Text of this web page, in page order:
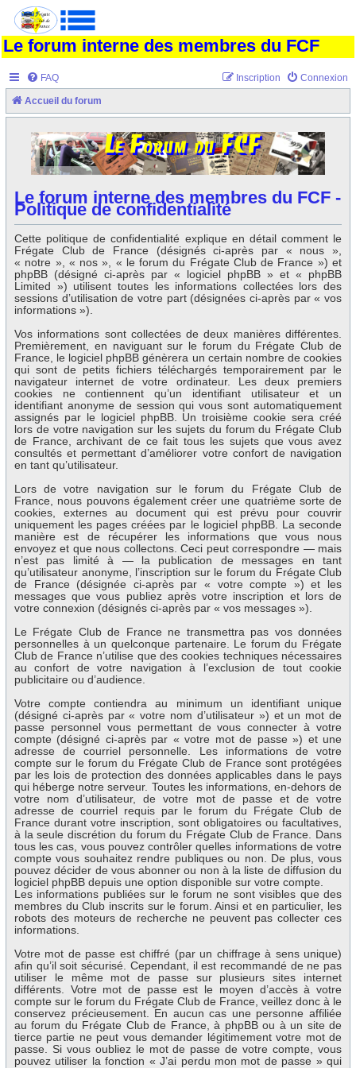
Le forum interne des membres du FCF
FAQ Connexion
Inscription
Accueil du forum
Le forum interne des membres du FCF -
Politique de confidentialité
Cette politique de confidentialité explique en détail comment le
Frégate Club de France (désignés ci-après par « nous »,
« notre », « nos », « le forum du Frégate Club de France ») et
phpBB (désigné ci-après par « logiciel phpBB » et « phpBB
Limited ») utilisent toutes les informations collectées lors des
sessions d’utilisation de votre part (désignées ci-après par « vos
informations »).
Vos informations sont collectées de deux manières différentes.
Premièrement, en naviguant sur le forum du Frégate Club de
France, le logiciel phpBB génèrera un certain nombre de cookies
qui sont de petits fichiers téléchargés temporairement par le
navigateur internet de votre ordinateur. Les deux premiers
cookies ne contiennent qu’un identifiant utilisateur et un
identifiant anonyme de session qui vous sont automatiquement
assignés par le logiciel phpBB. Un troisième cookie sera créé
lors de votre navigation sur les sujets du forum du Frégate Club
de France, archivant de ce fait tous les sujets que vous avez
consultés et permettant d’améliorer votre confort de navigation
en tant qu’utilisateur.
Lors de votre navigation sur le forum du Frégate Club de
France, nous pouvons également créer une quatrième sorte de
cookies, externes au document qui est prévu pour couvrir
uniquement les pages créées par le logiciel phpBB. La seconde
manière est de récupérer les informations que vous nous
envoyez et que nous collectons. Ceci peut correspondre — mais
n’est pas limité à — la publication de messages en tant
qu’utilisateur anonyme, l’inscription sur le forum du Frégate Club
de France (désignée ci-après par « votre compte ») et les
messages que vous publiez après votre inscription et lors de
votre connexion (désignés ci-après par « vos messages »).
Le Frégate Club de France ne transmettra pas vos données
personnelles à un quelconque partenaire. Le forum du Frégate
Club de France n’utilise que des cookies techniques nécessaires
au confort de votre navigation à l’exclusion de tout cookie
publicitaire ou d’audience.
Votre compte contiendra au minimum un identifiant unique
(désigné ci-après par « votre nom d’utilisateur ») et un mot de
passe personnel vous permettant de vous connecter à votre
compte (désigné ci-après par « votre mot de passe ») et une
adresse de courriel personnelle. Les informations de votre
compte sur le forum du Frégate Club de France sont protégées
par les lois de protection des données applicables dans le pays
qui héberge notre serveur. Toutes les informations, en-dehors de
votre nom d’utilisateur, de votre mot de passe et de votre
adresse de courriel requis par le forum du Frégate Club de
France durant votre inscription, sont obligatoires ou facultatives,
à la seule discrétion du forum du Frégate Club de France. Dans
tous les cas, vous pouvez contrôler quelles informations de votre
compte vous souhaitez rendre publiques ou non. De plus, vous
pouvez décider de vous abonner ou non à la liste de diffusion du
logiciel phpBB depuis une option disponible sur votre compte.
Les informations publiées sur le forum ne sont visibles que des
membres du Club inscrits sur le forum. Ainsi et en particulier, les
robots des moteurs de recherche ne peuvent pas collecter ces
informations.
Votre mot de passe est chiffré (par un chiffrage à sens unique)
afin qu’il soit sécurisé. Cependant, il est recommandé de ne pas
utiliser le même mot de passe sur plusieurs sites internet
différents. Votre mot de passe est le moyen d’accès à votre
compte sur le forum du Frégate Club de France, veillez donc à le
conservez précieusement. En aucun cas une personne affiliée
au forum du Frégate Club de France, à phpBB ou à un site de
tierce partie ne peut vous demander légitimement votre mot de
passe. Si vous oubliez le mot de passe de votre compte, vous
pouvez utiliser la fonction « J’ai perdu mon mot de passe » qui